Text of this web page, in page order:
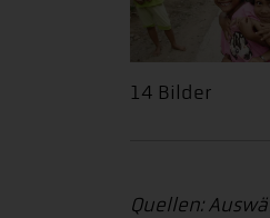
14 Bilder
Quellen: